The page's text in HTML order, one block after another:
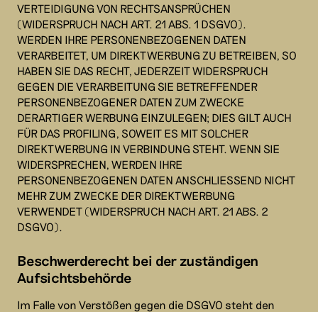
VERTEIDIGUNG VON RECHTSANSPRÜCHEN
(WIDERSPRUCH NACH ART. 21 ABS. 1 DSGVO).
WERDEN IHRE PERSONENBEZOGENEN DATEN
VERARBEITET, UM DIREKTWERBUNG ZU BETREIBEN, SO
HABEN SIE DAS RECHT, JEDERZEIT WIDERSPRUCH
GEGEN DIE VERARBEITUNG SIE BETREFFENDER
PERSONENBEZOGENER DATEN ZUM ZWECKE
DERARTIGER WERBUNG EINZULEGEN; DIES GILT AUCH
FÜR DAS PROFILING, SOWEIT ES MIT SOLCHER
DIREKTWERBUNG IN VERBINDUNG STEHT. WENN SIE
WIDERSPRECHEN, WERDEN IHRE
PERSONENBEZOGENEN DATEN ANSCHLIESSEND NICHT
MEHR ZUM ZWECKE DER DIREKTWERBUNG
VERWENDET (WIDERSPRUCH NACH ART. 21 ABS. 2
DSGVO).
Beschwerde­recht bei der zuständigen
Aufsichts­behörde
Im Falle von Verstößen gegen die DSGVO steht den